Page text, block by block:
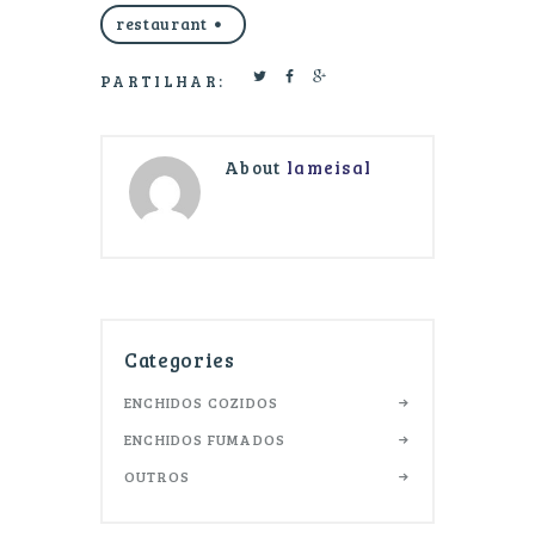
restaurant
PARTILHAR:
About lameisal
Categories
ENCHIDOS COZIDOS
ENCHIDOS FUMADOS
OUTROS